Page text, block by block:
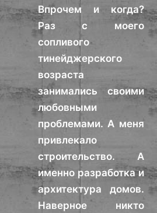
Впрочем и когда?
Раз с моего
сопливого
тинейджерского
возраста
занимались своими
любовными
проблемами. А меня
привлекало
строительство. А
именно разработка и
архитектура домов.
Наверное никто